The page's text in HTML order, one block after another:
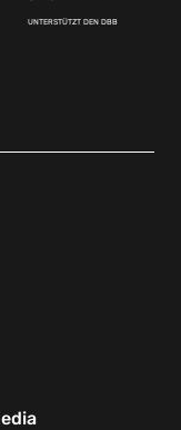
UNTERSTÜTZT DEN DBB